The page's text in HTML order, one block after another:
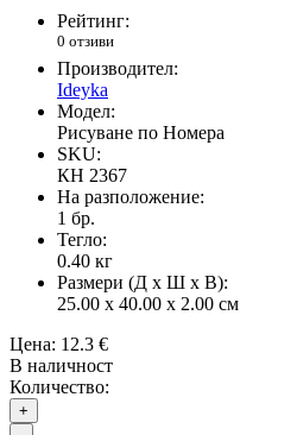
Рейтинг:
0 отзиви
Производител:
Ideyka
Модел:
Рисуване по Номера
SKU:
КН 2367
На разположение:
1 бр.
Тегло:
0.40 кг
Размери (Д х Ш х В):
25.00 x 40.00 x 2.00 см
Цена: 12.3 €
В наличност
Количество:
+